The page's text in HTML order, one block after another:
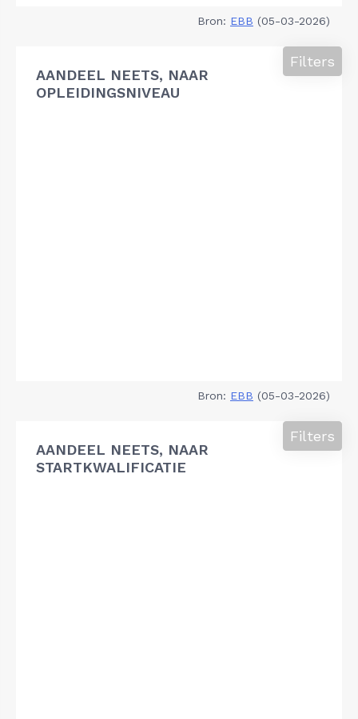
Bron: EBB (05-03-2026)
AANDEEL NEETS, NAAR
OPLEIDINGSNIVEAU
Filters
Bron: EBB (05-03-2026)
AANDEEL NEETS, NAAR
STARTKWALIFICATIE
Filters